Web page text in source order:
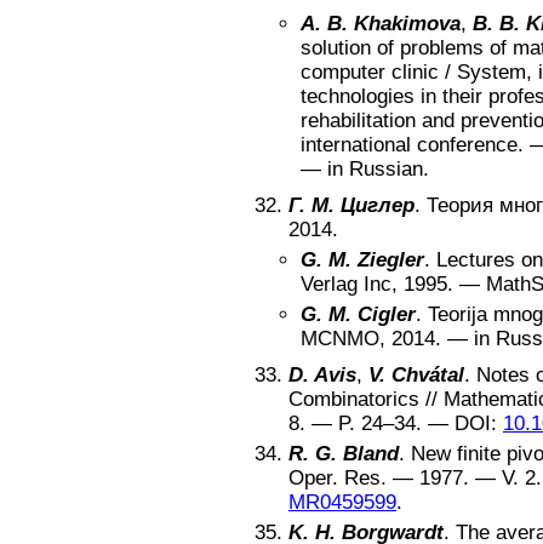
A. B. Khakimova, B. B.
solution of problems of
computer clinic / System,
technologies in their
rehabilitation and
international conference.
— in Russian.
Г. М. Циглер. Теория
2014.
G. M. Ziegler. Lectures
Verlag Inc, 1995. —
G. M. Cigler. Teorija
MCNMO, 2014. — in
D. Avis, V. Chvátal. Notes
Combinatorics //
8. — P. 24–34. — DOI:
R. G. Bland. New finite
Oper. Res. — 1977. — V. 2
MR0459599.
K. H. Borgwardt. The